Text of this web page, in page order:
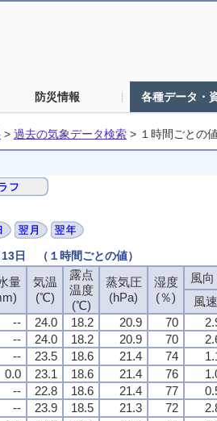
防災情報 各種データ・
> 過去の気象データ検索 > １時間ごとの
日 （１時間ごとの値）
量
気温
(℃)
露点
温度
(℃)
蒸気圧
(hPa)
湿度
(％)
風
風速
-- 24.0 18.2 20.9 70
-- 24.0 18.2 20.9 70
-- 23.5 18.6 21.4 74
0.0 23.1 18.6 21.4 76
-- 22.8 18.6 21.4 77
-- 23.9 18.5 21.3 72